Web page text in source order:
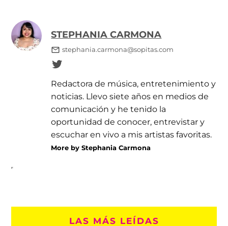
STEPHANIA CARMONA
stephania.carmona@sopitas.com
Redactora de música, entretenimiento y
noticias. Llevo siete años en medios de
comunicación y he tenido la
oportunidad de conocer, entrevistar y
escuchar en vivo a mis artistas favoritas.
More by Stephania Carmona
LAS MÁS LEÍDAS